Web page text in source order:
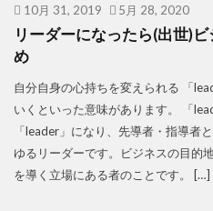
10月 31, 2019 5月 28, 2020
リーダーになったら(出世)
め
自分自身の心持ちを変えられる 「
いくといった意味があります。 「
「leader」になり、先導者・指導者
ゆるリーダーです。ビジネスの目的
を導く立場にある者のことです。 […]